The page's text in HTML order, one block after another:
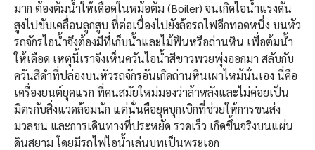
มาก ต้องต้มน้ำให้เดือดในหม้อต้ม (Boiler) จนเกิดไอน้ำแรงดัน
สูงไปขับเคลื่อนลูกสูบ ที่ต่อเนื่องไปยังล้อรถไฟอีกทอดหนึ่ง บนหัว
รถจักรไอน้ำจึงต้องมีที่เก็บน้ำและไม้ฟืนหรือถ่านหิน เพื่อต้มน้ำ
ให้เดือด เหตุนี้เราจึงเห็นควันไอน้ำสีขาวพวยพุ่งออกมา สลับกับ
ควันสีดำที่ปล่องบนหัวรถจักรอันเกิดถ่านหินเผาไหม้นั่นเอง นี่คือ
เครื่องยนต์ยุคแรก ที่คนสมัยใหม่มองว่าล้าหลังและไม่ค่อยเป็น
มิตรกับสิ่งแวดล้อมนัก แต่นั่นคือยุคบุกเบิกที่ช่วยให้การขนส่ง
มวลชน และการเดินทางที่ประหยัด รวดเร็ว เกิดขึ้นจริงบนแผ่น
ดินสยาม โดยมีรถไฟไอน้ำเล่นบทเป็นพระเอก